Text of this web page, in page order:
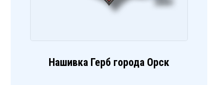
Нашивка Герб города Орск